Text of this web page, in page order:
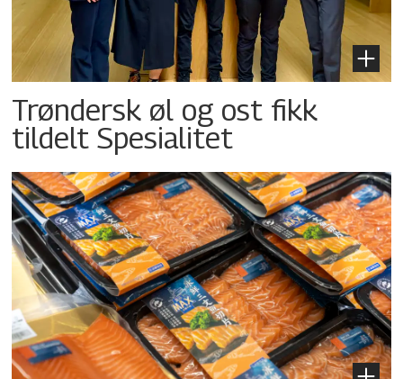
Trøndersk øl og ost fikk
tildelt Spesialitet